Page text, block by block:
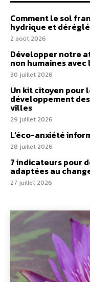
Comment le sol
hydrique et
2 août 2026
Développer notre
non humaines
30 juillet 2026
Un kit citoyen pour
développement
villes
29 juillet 2026
L’éco-anxiété
28 juillet 2026
7 indicateurs pour
adaptées au
27 juillet 2026